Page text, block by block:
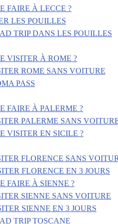
FAIRE À LECCE ?
LES POUILLES
TRIP DANS LES POUILLES
VISITER À ROME ?
ROME SANS VOITURE
PASS
FAIRE À PALERME ?
PALERME SANS
VISITER EN SICILE ?
FLORENCE SANS
FLORENCE EN 3 JOURS
FAIRE À SIENNE ?
SIENNE SANS VOITURE
SIENNE EN 3 JOURS
TRIP TOSCANE